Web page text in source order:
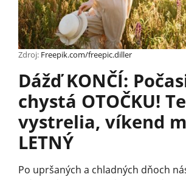
Zdroj: Freepik.com/freepic.diller
Dážď KONČÍ:
chystá OTOČKU!
vystrelia, víkend
LETNÝ
Po upršaných a chladných dňoch